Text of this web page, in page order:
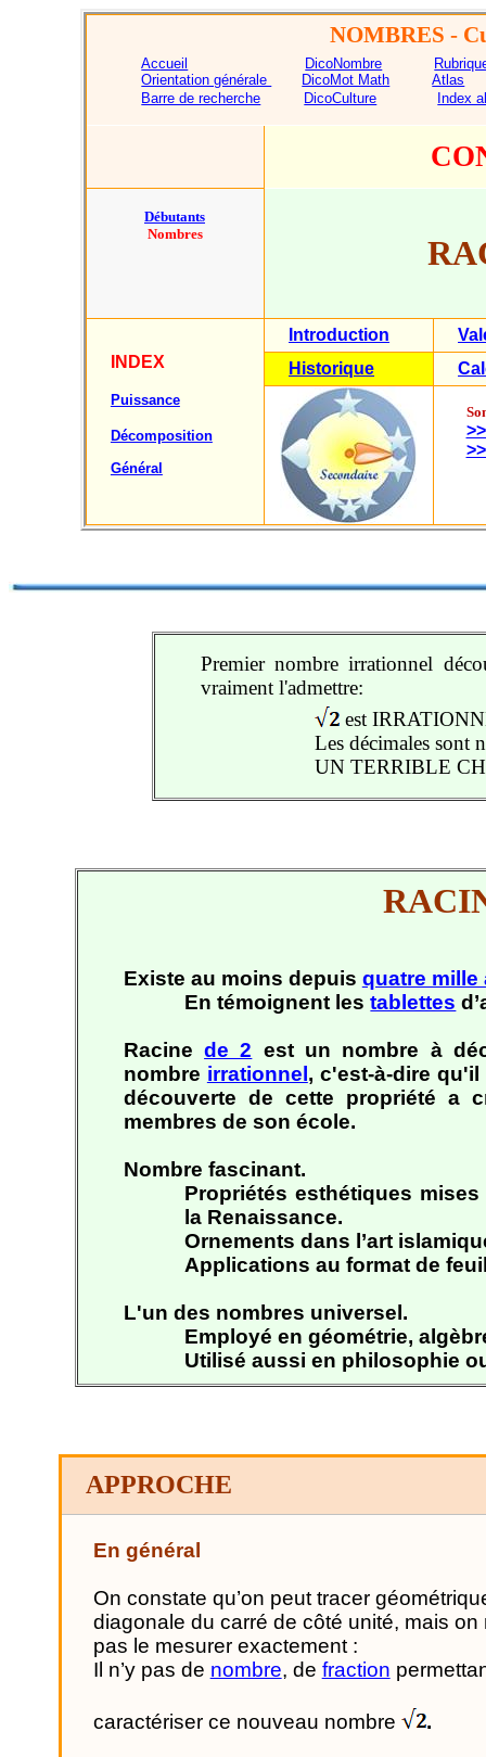
NOMBRES -
Accueil DicoNombre
Orientation générale
DicoMot Math
Atlas
Barre de recherche
DicoCulture Index
Débutants
Nombres
INDEX
Puissance
Décomposition
Général
Introduction
Historique
Premier nombre irrationnel
vraiment l'admettre:
est
Les décimales sont
UN TERRIBLE
Existe au moins depuis quatre mille
En témoignent lestablettes
Racinede 2 est un nombre à
nombre irrationnel , c'est-à-dire
découverte de cette propriété a
membres de son école.
Nombre fascinant.
Propriétés esthétiques
la Renaissance.
Ornements dans l’art
Applications au format de
L'un des nombres universel.
Employé en géométrie,
Utilisé aussi en philosophie
APPROCHE
En général
On constate qu’on peut tracer
diagonale du carré de côté unité, mais on
pas le mesurer exactement :
Il n’y pas de nombre, de fraction
caractériser ce nouveau nombre .